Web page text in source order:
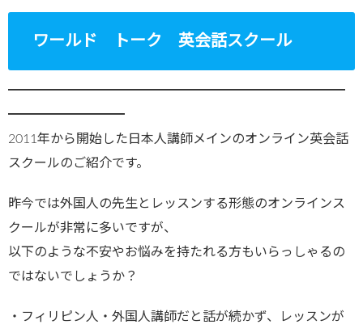
ワールド トーク 英会話スクール
━━━━━━━━━━━━━━━━━━━━━━━━━━
━━━━━━━━━
2011年から開始した日本人講師メインのオンライン英会話
スクールのご紹介です。
昨今では外国人の先生とレッスンする形態のオンラインス
クールが非常に多いですが、
以下のような不安やお悩みを持たれる方もいらっしゃるの
ではないでしょうか？
・フィリピン人・外国人講師だと話が続かず、レッスンが